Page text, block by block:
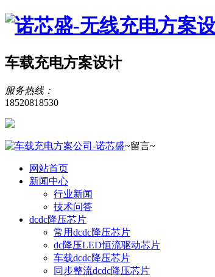
车载充电方案设计
服务热线：
18520818530
~留言~
网站首页
新闻中心
行业新闻
技术问答
dcdc降压芯片
常用dcdc降压芯片
dc降压LED恒流驱动芯片
车载dcdc降压芯片
同步整流dcdc降压芯片